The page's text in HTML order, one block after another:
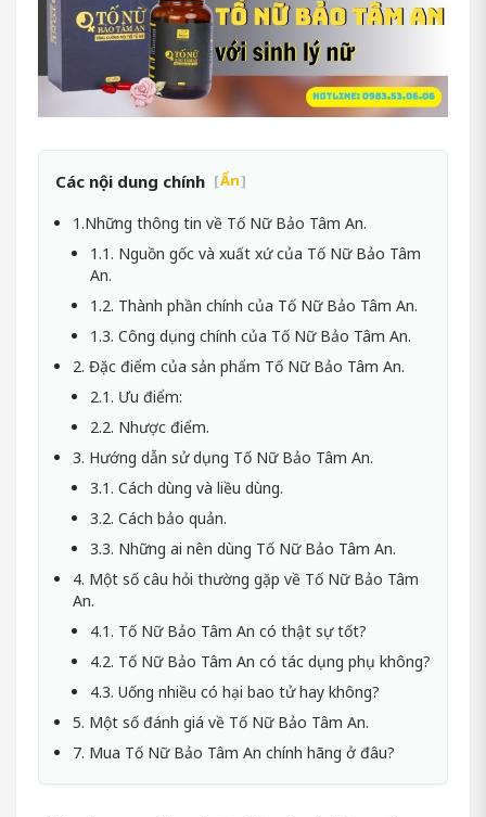
Các nội dung chính [Ẩn]
1.Những thông tin về Tố Nữ Bảo Tâm An.
1.1. Nguồn gốc và xuất xứ của Tố Nữ Bảo Tâm
An.
1.2. Thành phần chính của Tố Nữ Bảo Tâm An.
1.3. Công dụng chính của Tố Nữ Bảo Tâm An.
2. Đặc điểm của sản phẩm Tố Nữ Bảo Tâm An.
2.1. Ưu điểm:
2.2. Nhược điểm.
3. Hướng dẫn sử dụng Tố Nữ Bảo Tâm An.
3.1. Cách dùng và liều dùng.
3.2. Cách bảo quản.
3.3. Những ai nên dùng Tố Nữ Bảo Tâm An.
4. Một số câu hỏi thường gặp về Tố Nữ Bảo Tâm
An.
4.1. Tố Nữ Bảo Tâm An có thật sự tốt?
4.2. Tố Nữ Bảo Tâm An có tác dụng phụ không?
4.3. Uống nhiều có hại bao tử hay không?
5. Một số đánh giá về Tố Nữ Bảo Tâm An.
7. Mua Tố Nữ Bảo Tâm An chính hãng ở đâu?